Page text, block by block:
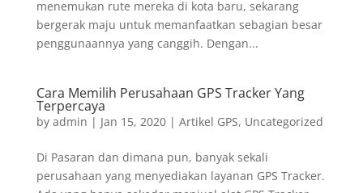
menemukan rute mereka di kota baru, sekarang
bergerak maju untuk memanfaatkan sebagian besar
penggunaannya yang canggih. Dengan...
Cara Memilih Perusahaan GPS Tracker Yang
Terpercaya
by admin | Jan 15, 2020| Artikel GPS, Uncategorized
Di Pasaran dan dimana pun, banyak sekali
perusahaan yang menyediakan layanan GPS Tracker.